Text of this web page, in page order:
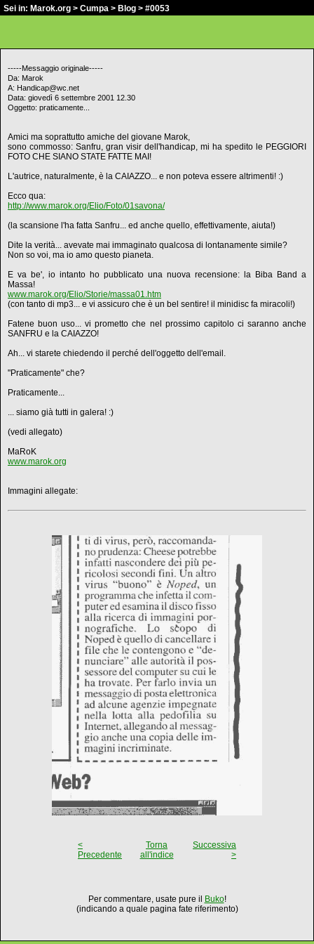
Sei in: Marok.org > Cumpa > Blog > #0053
-----Messaggio originale-----
Da: Marok
A: Handicap@wc.net
Data: giovedì 6 settembre 2001 12.30
Oggetto: praticamente...
Amici ma soprattutto amiche del giovane Marok,
sono commosso: Sanfru, gran visir dell'handicap, mi ha spedito le PEGGIORI
FOTO CHE SIANO STATE FATTE MAI!
L'autrice, naturalmente, è la CAIAZZO... e non poteva essere altrimenti! :)
Ecco qua:
http://www.marok.org/Elio/Foto/01savona/
(la scansione l'ha fatta Sanfru... ed anche quello, effettivamente, aiuta!)
Dite la verità... avevate mai immaginato qualcosa di lontanamente simile?
Non so voi, ma io amo questo pianeta.
E va be', io intanto ho pubblicato una nuova recensione: la Biba Band a
Massa!
www.marok.org/Elio/Storie/massa01.htm
(con tanto di mp3... e vi assicuro che è un bel sentire! il minidisc fa miracoli!)
Fatene buon uso... vi prometto che nel prossimo capitolo ci saranno anche
SANFRU e la CAIAZZO!
Ah... vi starete chiedendo il perché dell'oggetto dell'email.
"Praticamente" che?
Praticamente...
... siamo già tutti in galera! :)
(vedi allegato)
MaRoK
www.marok.org
Immagini allegate:
<
Precedente
Torna
all'indice
Successiva
>
Per commentare, usate pure il Buko!
(indicando a quale pagina fate riferimento)